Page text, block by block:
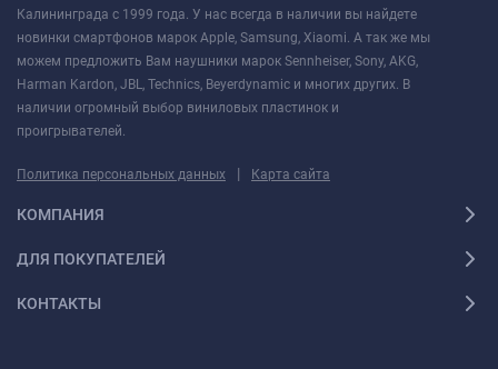
Калининграда с 1999 года. У нас всегда в наличии вы найдете
новинки смартфонов марок Apple, Samsung, Xiaomi. А так же мы
можем предложить Вам наушники марок Sennheiser, Sony, AKG,
Harman Kardon, JBL, Technics, Beyerdynamic и многих других. В
наличии огромный выбор виниловых пластинок и
проигрывателей.
Политика персональных данных | Карта сайта
КОМПАНИЯ
ДЛЯ ПОКУПАТЕЛЕЙ
КОНТАКТЫ